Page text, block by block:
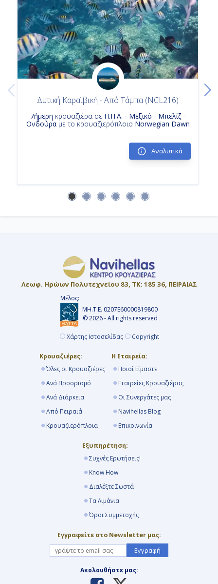
Δυτική Καραϊβική - Από Τάμπα (NCL216)
7ήμερη κρουαζιέρα σε Η.Π.Α. - Μεξικό - Μπελίζ -
Ονδούραμε το κρουαζιερόπλοιο Norwegian Dawn
Αναλυτικά
Λεωφ. Ηρώων Πολυτεχνείου 83, ΤΚ: 185 36, ΠΕΙΡΑΙΑΣ
Μέλος:
ΜΗ.Τ.Ε. 0207Ε60000819800
© 2026 - All rights reserved
Χάρτης Ιστοσελίδας Copyright
Κρουαζιέρες:
Όλες οι Κρουαζιέρες
Ανά Προορισμό
Ανά Διάρκεια
Από Πειραιά
Κρουαζιερόπλοια
Η Εταιρεία:
Ποιοί Είμαστε
Εταιρείες Κρουαζιέρας
Οι Συνεργάτες μας
Navihellas Blog
Επικοινωνία
Εξυπηρέτηση:
Συχνές Ερωτήσεις!
Know How
Διαλέξτε Σωστά
Τα Λιμάνια
Όροι Συμμετοχής
Εγγραφείτε στο Newsletter μας:
Εγγραφή
Ακολουθήστε μας: